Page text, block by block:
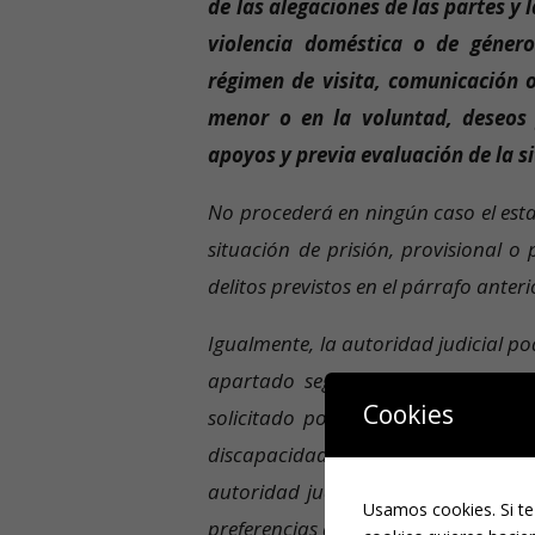
de las alegaciones de las partes
violencia doméstica o de género
régimen de visita, comunicación
menor o en la voluntad,
apoyos y previa evaluación de la
No procederá en ningún caso el
situación de prisión, provisional o
delitos previstos en el párrafo
Igualmente, la autoridad judicial
apartado segundo del artículo
solicitado por su condición de
discapacidad que precise apoyo
autoridad judicial resolverá
preferencias del mayor con
Cookies
Usamos cookies. Si